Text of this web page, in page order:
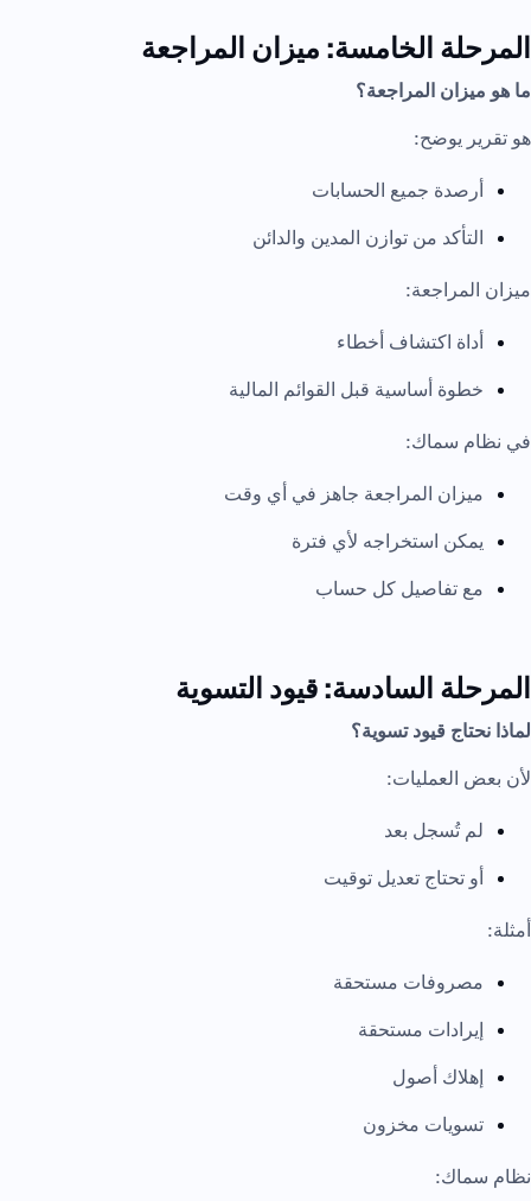
المرحلة الخامسة: ميزان المراجعة
ما هو ميزان المراجعة؟
هو تقرير يوضح:
أرصدة جميع الحسابات
التأكد من توازن المدين والدائن
ميزان المراجعة:
أداة اكتشاف أخطاء
خطوة أساسية قبل القوائم المالية
في نظام سماك:
ميزان المراجعة جاهز في أي وقت
يمكن استخراجه لأي فترة
مع تفاصيل كل حساب
المرحلة السادسة: قيود التسوية
لماذا نحتاج قيود تسوية؟
لأن بعض العمليات:
لم تُسجل بعد
أو تحتاج تعديل توقيت
أمثلة:
مصروفات مستحقة
إيرادات مستحقة
إهلاك أصول
تسويات مخزون
نظام سماك: